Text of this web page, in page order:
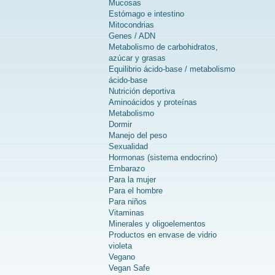
Mucosas
Estómago e intestino
Mitocondrias
Genes / ADN
Metabolismo de carbohidratos,
azúcar y grasas
Equilibrio ácido-base / metabolismo
ácido-base
Nutrición deportiva
Aminoácidos y proteínas
Metabolismo
Dormir
Manejo del peso
Sexualidad
Hormonas (sistema endocrino)
Embarazo
Para la mujer
Para el hombre
Para niños
Vitaminas
Minerales y oligoelementos
Productos en envase de vidrio
violeta
Vegano
Vegan Safe